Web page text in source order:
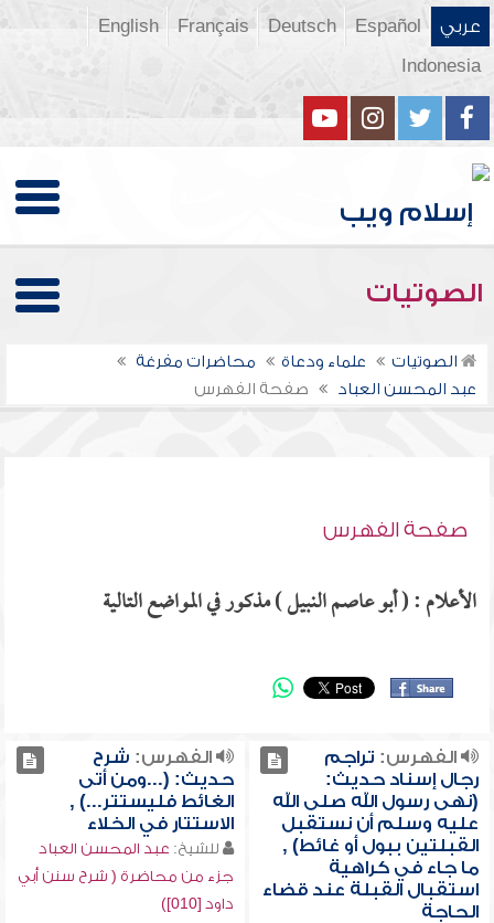
عربي Español
Deutsch
Français
English
Indonesia
الصوتيات
الصوتيات علماء ودعاة
محاضرات مفرغة
عبد المحسن العباد
صفحة الفهرس
صفحة الفهرس
الأعلام : ( أبو عاصم النبيل ) مذكور في المواضع التالية
الفهرس: تراجم
رجال إسناد حديث:
(نهى رسول الله صلى الله
عليه وسلم أن نستقبل
القبلتين ببول أو غائط) ,
ما جاء في كراهية
استقبال القبلة عند قضاء
الحاجة
الفهرس: شرح
حديث: (...ومن أتى
الغائط فليستتر...) ,
الاستتار في الخلاء
للشيخ: عبد المحسن العباد
جزء من محاضرة ( شرح سنن أبي
داود [010])